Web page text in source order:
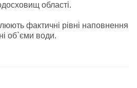
області.
фактичні рівні наповнення
об`єми води.